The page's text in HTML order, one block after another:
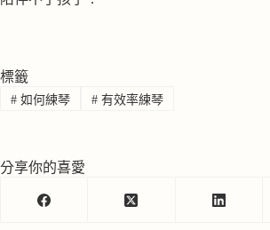
標籤
#如何練琴 #有效率練琴
分享你的喜愛